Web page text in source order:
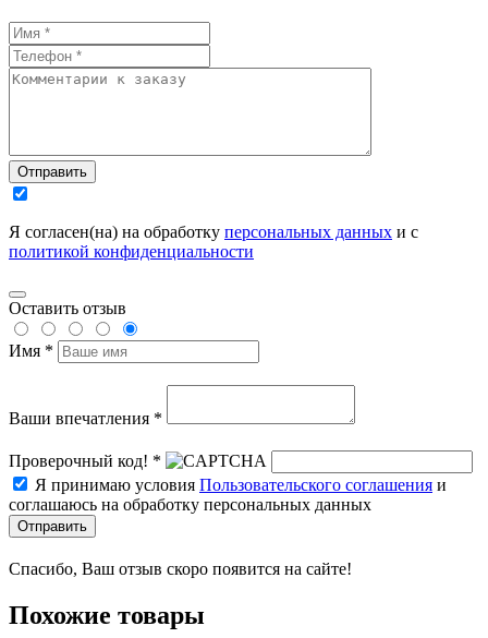
Отправить
Я согласен(на) на обработку персональных данных и с
политикой конфиденциальности
Оставить отзыв
Имя *
Ваши впечатления *
Проверочный код! *
Я принимаю условия Пользовательского соглашения и
соглашаюсь на обработку персональных данных
Отправить
Спасибо, Ваш отзыв скоро появится на сайте!
Похожие товары